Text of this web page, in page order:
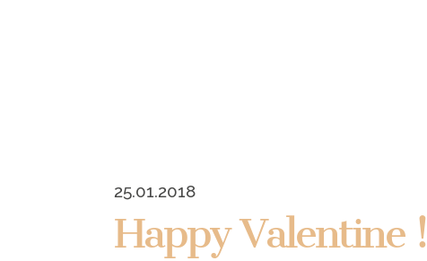
25.01.2018
Happy Valentine !